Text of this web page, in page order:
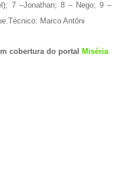
7 –Jonathan; 8 – Nego; 9 –
Técnico: Marco Antôni
cobertura do portal Miséria